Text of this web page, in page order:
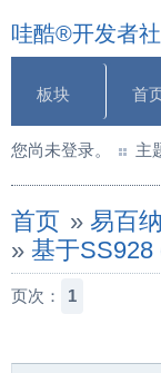
哇酷®开发者
板块 首
您尚未登录。 主
首页 » 易百
» 基于SS928
页次： 1